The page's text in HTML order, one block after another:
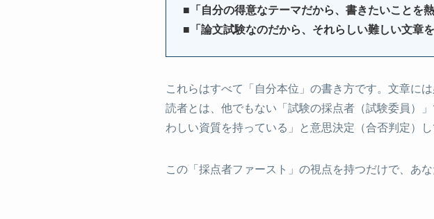
■「自分の得意なテーマだから、書きたいことを熱
■「論文試験なのだから、それらしい難しい文章を
これらはすべて「自分本位」の書き方です。文章に
読者とは、他でもない「試験の採点者（試験委員）
わしい資質を持っている」と意思決定（合否判定）
この「採点者ファースト」の視点を持つだけで、あ